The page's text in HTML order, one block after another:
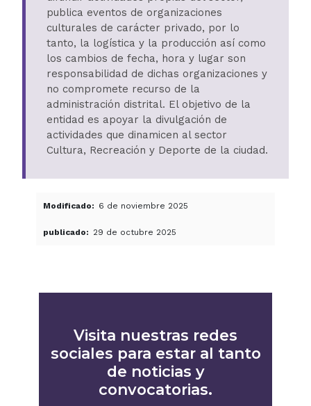
publica eventos de organizaciones
culturales de carácter privado, por lo
tanto, la logística y la producción así como
los cambios de fecha, hora y lugar son
responsabilidad de dichas organizaciones y
no compromete recurso de la
administración distrital. El objetivo de la
entidad es apoyar la divulgación de
actividades que dinamicen al sector
Cultura, Recreación y Deporte de la ciudad.
Modificado 6 de noviembre 2025
publicado 29 de octubre 2025
Visita nuestras redes
sociales para estar al tanto
de noticias y
convocatorias.